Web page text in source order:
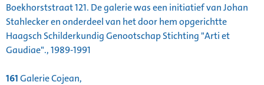
Boekhorststraat 121. De galerie was een initiatief van Johan
Stahlecker en onderdeel van het door hem opgerichtte
Haagsch Schilderkundig Genootschap Stichting "Arti et
Gaudiae"., 1989-1991
161Galerie Cojean,